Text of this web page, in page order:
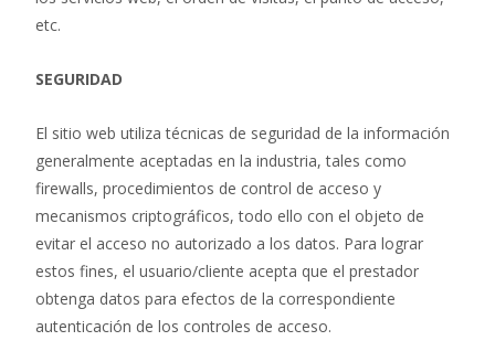
etc.
SEGURIDAD
El sitio web utiliza técnicas de seguridad de la información
generalmente aceptadas en la industria, tales como
firewalls, procedimientos de control de acceso y
mecanismos criptográficos, todo ello con el objeto de
evitar el acceso no autorizado a los datos. Para lograr
estos fines, el usuario/cliente acepta que el prestador
obtenga datos para efectos de la correspondiente
autenticación de los controles de acceso.